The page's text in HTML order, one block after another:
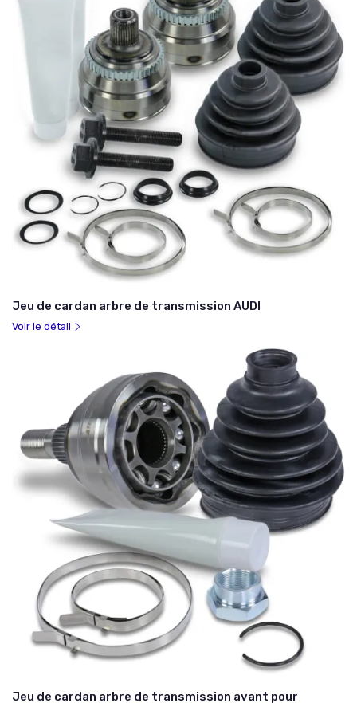
Jeu de cardan arbre de transmission AUDI
Voir le détail
Jeu de cardan arbre de transmission avant pour